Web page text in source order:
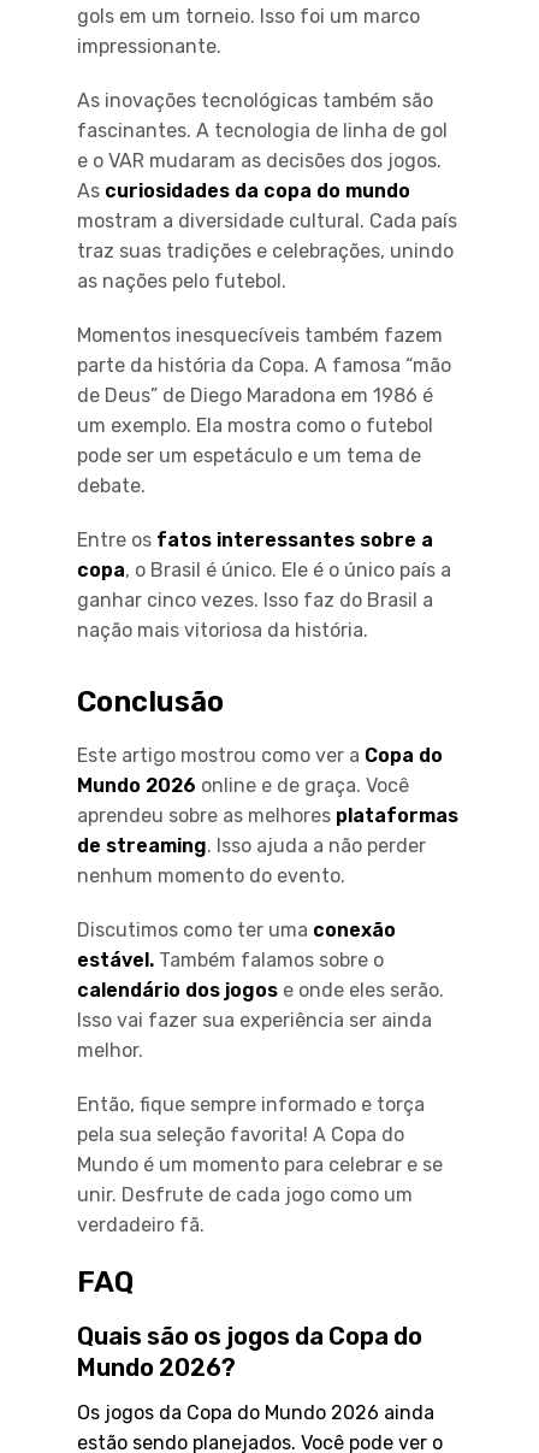
gols em um torneio. Isso foi um marco
impressionante.
As inovações tecnológicas também são
fascinantes. A tecnologia de linha de gol
e o VAR mudaram as decisões dos jogos.
As curiosidades da copa do mundo
mostram a diversidade cultural. Cada país
traz suas tradições e celebrações, unindo
as nações pelo futebol.
Momentos inesquecíveis também fazem
parte da história da Copa. A famosa “mão
de Deus” de Diego Maradona em 1986 é
um exemplo. Ela mostra como o futebol
pode ser um espetáculo e um tema de
debate.
Entre os fatos interessantes sobre a
copa, o Brasil é único. Ele é o único país a
ganhar cinco vezes. Isso faz do Brasil a
nação mais vitoriosa da história.
Conclusão
Este artigo mostrou como ver a Copa do
Mundo 2026 online e de graça. Você
aprendeu sobre as melhores plataformas
de streaming. Isso ajuda a não perder
nenhum momento do evento.
Discutimos como ter uma conexão
estável. Também falamos sobre o
calendário dos jogos e onde eles serão.
Isso vai fazer sua experiência ser ainda
melhor.
Então, fique sempre informado e torça
pela sua seleção favorita! A Copa do
Mundo é um momento para celebrar e se
unir. Desfrute de cada jogo como um
verdadeiro fã.
FAQ
Quais são os jogos da Copa do
Mundo 2026?
Os jogos da Copa do Mundo 2026 ainda
estão sendo planejados. Você pode ver o